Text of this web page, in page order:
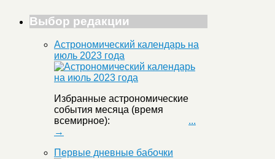
Выбор редакции
Астрономический календарь на
июль 2023 года
Избранные астрономические
события месяца (время
всемирное): ...
→
Первые дневные бабочки